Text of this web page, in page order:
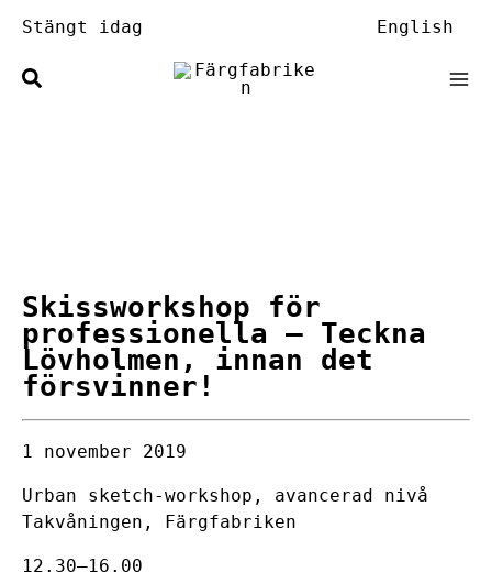
till
innehåll
Stängt idag English
Skissworkshop för
professionella – Teckna
Lövholmen, innan det
försvinner!
1 november 2019
Urban sketch-workshop, avancerad nivå
Takvåningen, Färgfabriken
12.30–16.00